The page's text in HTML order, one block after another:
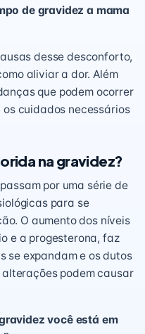
de gravidez a mama
desse desconforto,
aliviar a dor. Além
que podem ocorrer
cuidados necessários
na gravidez?
por uma série de
para se
O aumento dos níveis
e a progesterona, faz
se expandam e os dutos
podem causar
você está em